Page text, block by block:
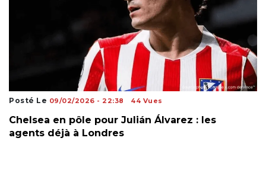
Posté Le 09/02/2026 - 22:38 44 Vues
Chelsea en pôle pour Julián Álvarez : les
agents déjà à Londres